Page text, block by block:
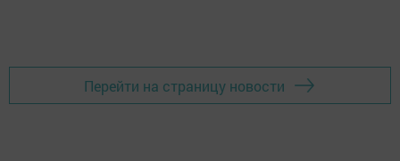
Перейти на страницу новости